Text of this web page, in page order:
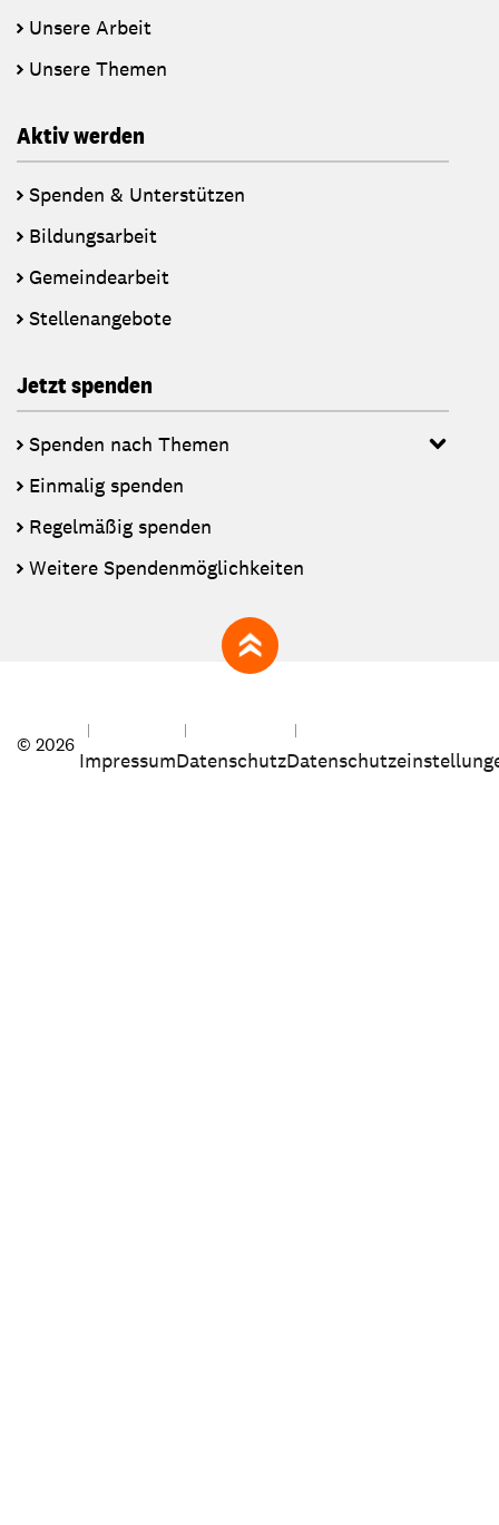
Unsere Arbeit
Unsere Themen
Aktiv werden
Spenden & Unterstützen
Bildungsarbeit
Gemeindearbeit
Stellenangebote
Jetzt spenden
Spenden nach Themen
Einmalig spenden
Regelmäßig spenden
Weitere Spendenmöglichkeiten
zum Seitenanfang
© 2026
ImpressumDatenschutz